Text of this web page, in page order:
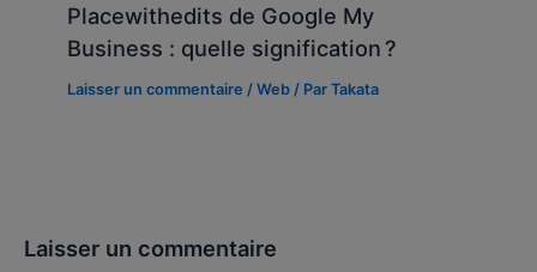
Placewithedits de Google My
Business : quelle signification ?
Laisser un commentaire /Web / ParTakata
Laisser un commentaire